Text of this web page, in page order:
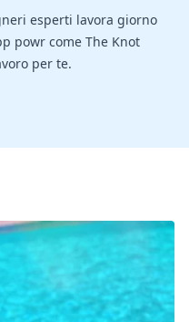
esperti lavora giorno
powr come The Knot
per te.